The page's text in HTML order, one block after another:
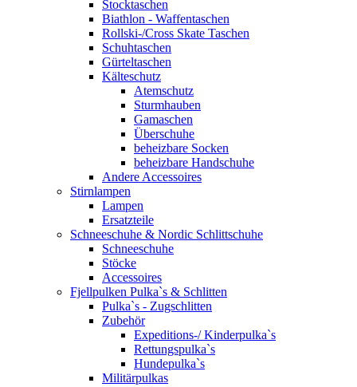
Stocktaschen
Biathlon - Waffentaschen
Rollski-/Cross Skate Taschen
Schuhtaschen
Gürteltaschen
Kälteschutz
Atemschutz
Sturmhauben
Gamaschen
Überschuhe
beheizbare Socken
beheizbare Handschuhe
Andere Accessoires
Stirnlampen
Lampen
Ersatzteile
Schneeschuhe & Nordic Schlittschuhe
Schneeschuhe
Stöcke
Accessoires
Fjellpulken Pulka`s & Schlitten
Pulka`s - Zugschlitten
Zubehör
Expeditions-/ Kinderpulka`s
Rettungspulka`s
Hundepulka`s
Militärpulkas